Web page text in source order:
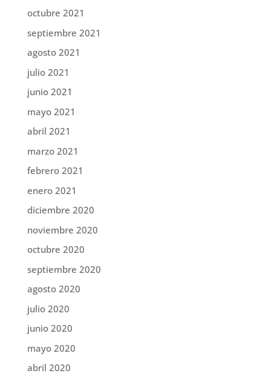
octubre 2021
septiembre 2021
agosto 2021
julio 2021
junio 2021
mayo 2021
abril 2021
marzo 2021
febrero 2021
enero 2021
diciembre 2020
noviembre 2020
octubre 2020
septiembre 2020
agosto 2020
julio 2020
junio 2020
mayo 2020
abril 2020